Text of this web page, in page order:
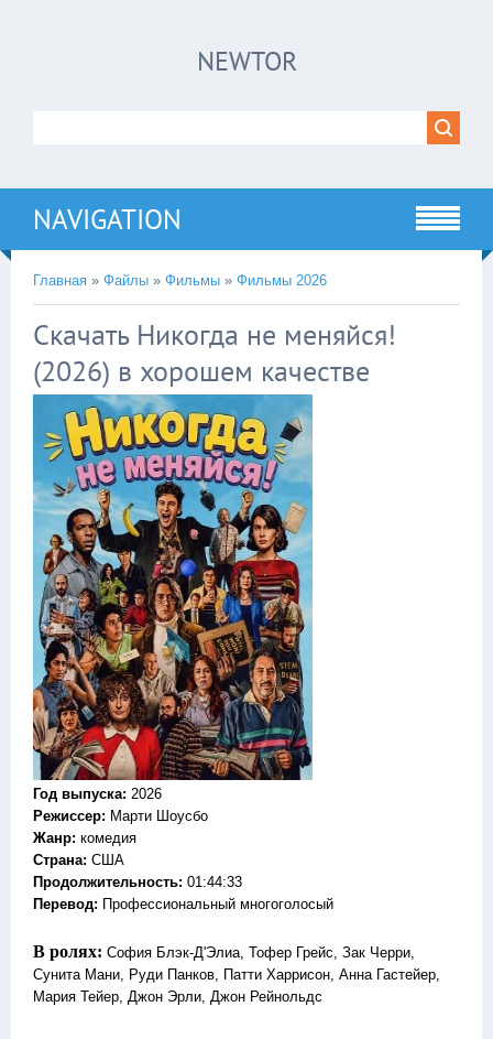
NEWTOR
NAVIGATION
Главная » Файлы » Фильмы » Фильмы 2026
Скачать Никогда не меняйся!
(2026) в хорошем качестве
Год выпуска: 2026
Режиссер: Марти Шоусбо
Жанр: комедия
Страна: США
Продолжительность: 01:44:33
Перевод: Профессиональный многоголосый
В ролях: София Блэк-Д'Элиа, Тофер Грейс, Зак Черри,
Сунита Мани, Руди Панков, Патти Харрисон, Анна Гастейер,
Мария Тейер, Джон Эрли, Джон Рейнольдс
!!!Если Вы с телефона сперва нажмите на